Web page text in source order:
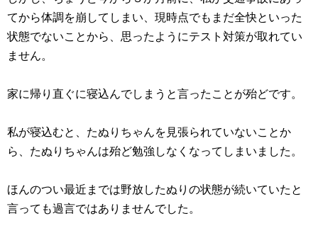
てから体調を崩してしまい、現時点でもまだ全快といった
状態でないことから、思ったようにテスト対策が取れてい
ません。
家に帰り直ぐに寝込んでしまうと言ったことが殆どです。
私が寝込むと、たぬりちゃんを見張られていないことか
ら、たぬりちゃんは殆ど勉強しなくなってしまいました。
ほんのつい最近までは野放したぬりの状態が続いていたと
言っても過言ではありませんでした。